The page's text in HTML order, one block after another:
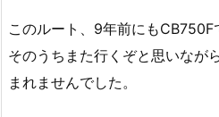
このルート、9年前にもCB750F
そのうちまた行くぞと思いなが
まれませんでした。